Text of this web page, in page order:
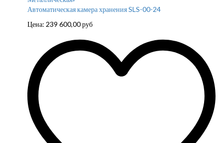
Автоматическая камера хранения SLS-00-24
Цена: 239 600,00руб